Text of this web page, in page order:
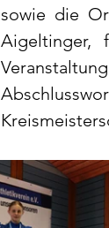
sowie die
Aigeltinger,